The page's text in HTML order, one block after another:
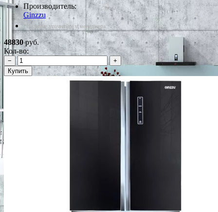
Производитель:
Ginzzu
*Наличие уточняйте у менеджера
48830руб.
Кол-во:
−
+
Купить